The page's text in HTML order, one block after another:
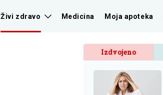
Živi zdravo Medicina Moja apoteka
Izdvojeno